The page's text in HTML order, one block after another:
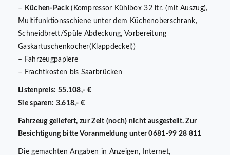
–
Küchen-Pack(Kompressor Kühlbox 32 ltr. (mit Auszug),
Multifunktionsschiene unter dem Küchenoberschrank,
Schneidbrett/Spüle Abdeckung, Vorbereitung
Gaskartuschenkocher(Klappdeckel))
– Fahrzeugpapiere
– Frachtkosten bis Saarbrücken
Listenpreis: 55.108,- €
Sie sparen: 3.618,- €
Fahrzeug geliefert, zur Zeit (noch) nicht ausgestellt. Zur
Besichtigung bitte Voranmeldung unter 0681-99 28 811
Die gemachten Angaben in Anzeigen, Internet,